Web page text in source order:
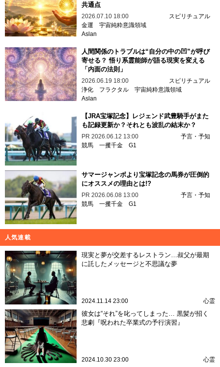
共通点
2026.07.10 18:00
スピリチュアル
金運 宇宙純粋意識領域
Aslan
人間関係のトラブルは“自分の中の凹”が呼び
寄せる？ 悟り系霊能師が語る現実を変える
「内面の法則」
2026.06.19 18:00
スピリチュアル
浄化
フラクタル 宇宙純粋意識領域
Aslan
【JRA宝塚記念】レジェンド武豊騎手がまた
も記録更新か？それとも波乱の結末か？
PR 2026.06.12 13:00
予言・予知
競馬 一攫千金 G1
サマージャンボより宝塚記念の馬券が圧倒的
にオススメの理由とは!?
PR 2026.06.08 13:00
予言・予知
競馬 一攫千金 G1
人気連載
現実と夢が交差するレストラン…叔父が最期
に託したメッセージと不思議な夢
2024.11.14 23:00 心霊
彼女は“それ”を叱ってしまった… 黒髪が招く
悲劇『呪われた卒業式の予行演習』
2024.10.30 23:00 心霊